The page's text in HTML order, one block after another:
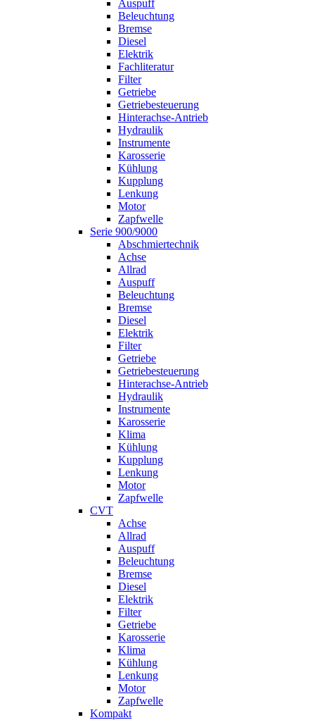
Auspuff
Beleuchtung
Bremse
Diesel
Elektrik
Fachliteratur
Filter
Getriebe
Getriebesteuerung
Hinterachse-Antrieb
Hydraulik
Instrumente
Karosserie
Kühlung
Kupplung
Lenkung
Motor
Zapfwelle
Serie 900/9000
Abschmiertechnik
Achse
Allrad
Auspuff
Beleuchtung
Bremse
Diesel
Elektrik
Filter
Getriebe
Getriebesteuerung
Hinterachse-Antrieb
Hydraulik
Instrumente
Karosserie
Klima
Kühlung
Kupplung
Lenkung
Motor
Zapfwelle
CVT
Achse
Allrad
Auspuff
Beleuchtung
Bremse
Diesel
Elektrik
Filter
Getriebe
Karosserie
Klima
Kühlung
Lenkung
Motor
Zapfwelle
Kompakt